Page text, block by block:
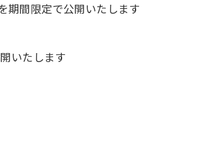
期間限定で公開いたします
いたします